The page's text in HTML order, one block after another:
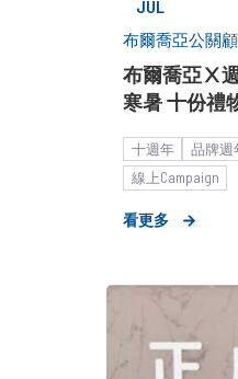
JUL
布爾喬亞公關
布爾喬亞Ⅹ週
寒暑 十份禮
十週年 品牌週
線上Campaign
看更多